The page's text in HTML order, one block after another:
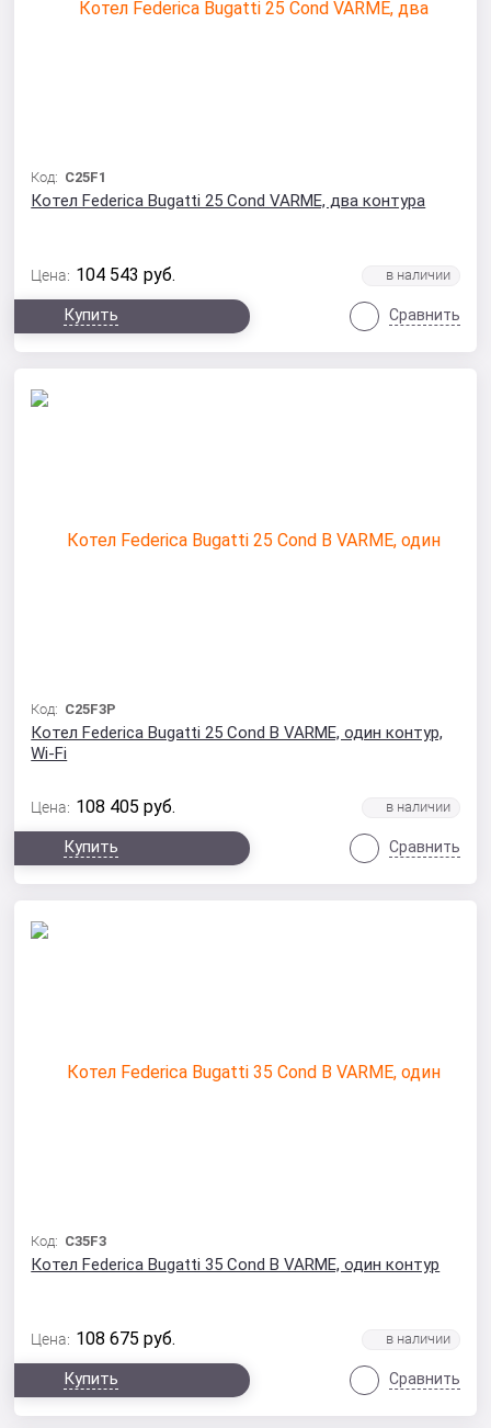
Код: C25F1
Котел Federica Bugatti 25 Cond VARME, два контура
Цена: 104 543 руб.
Купить Сравнить
Код: C25F3P
Котел Federica Bugatti 25 Cond B VARME, один контур,
Wi-Fi
Цена: 108 405 руб.
Купить Сравнить
Код: C35F3
Котел Federica Bugatti 35 Cond B VARME, один контур
Цена: 108 675 руб.
Купить Сравнить